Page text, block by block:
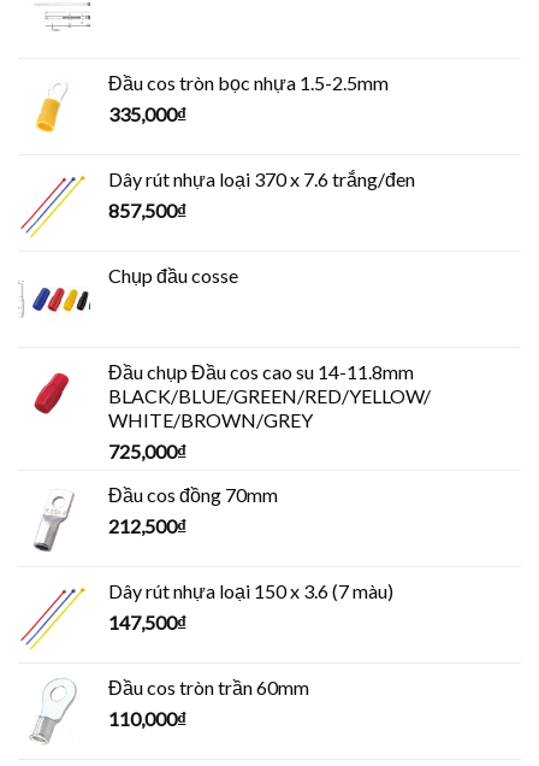
Đầu cos tròn bọc nhựa 1.5-2.5mm
335,000₫
Dây rút nhựa loại 370 x 7.6 trắng/đen
857,500₫
Chụp đầu cosse
Đầu chụp Đầu cos cao su 14-11.8mm
BLACK/BLUE/GREEN/RED/YELLOW/
WHITE/BROWN/GREY
725,000₫
Đầu cos đồng 70mm
212,500₫
Dây rút nhựa loại 150 x 3.6 (7 màu)
147,500₫
Đầu cos tròn trần 60mm
110,000₫